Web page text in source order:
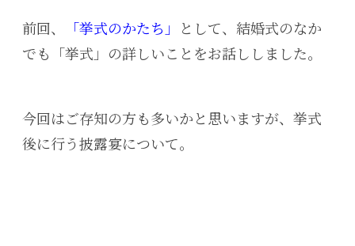
前回、 「挙式のかたち」
として、結婚式のなか
でも「挙式」の詳しいことをお話ししました。
今回はご存知の方も多いかと思いますが、挙式
後に行う披露宴について。